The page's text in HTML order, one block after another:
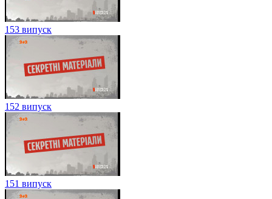
153 випуск
152 випуск
151 випуск